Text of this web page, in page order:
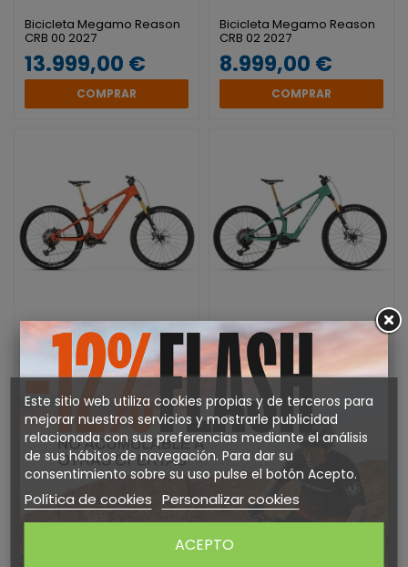
Bicicleta Megamo Reason
CRB 00 2027
13.999,00 €
COMPRAR
Bicicleta Megamo Reason
CRB 02 2027
8.999,00 €
COMPRAR
Bicicleta Megamo Reason
CRB 03 AXS 2027
8.499,00 €
COMPRAR
Bicicleta Megamo Reason
AIR CRB 03 AXS 2027
8.499,00 €
COMPRAR
Este sitio web utiliza cookies propias y de terceros para
mejorar nuestros servicios y mostrarle publicidad
relacionada con sus preferencias mediante el análisis
de sus hábitos de navegación. Para dar su
consentimiento sobre su uso pulse el botón Acepto.
Política de cookies Personalizar cookies
ACEPTO